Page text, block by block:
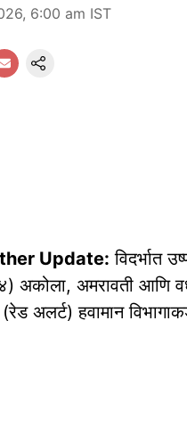
6:00 am IST
Update: विदर्भात
अमरावती आणि
अलर्ट) हवामान